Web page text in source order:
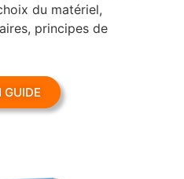
du matériel,
principes de
GUIDE